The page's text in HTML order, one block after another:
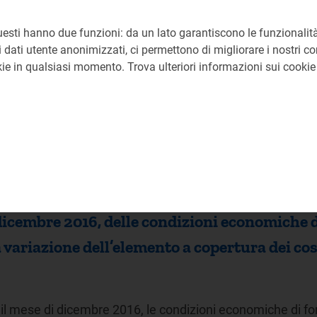
2017, delle condizioni economiche
dell’elemento a copertura dei costi
mese di gennaio 2017, le condizioni economiche di
dei costi…
2016, delle condizioni
dell’elemento a copertura dei
mese di dicembre 2016, le condizioni economiche di
hanno due funzioni: da un lato garantiscono le
utente anonimizzati, ci permettono di migliorare i nostri
in qualsiasi momento. Trova ulteriori informazioni sui